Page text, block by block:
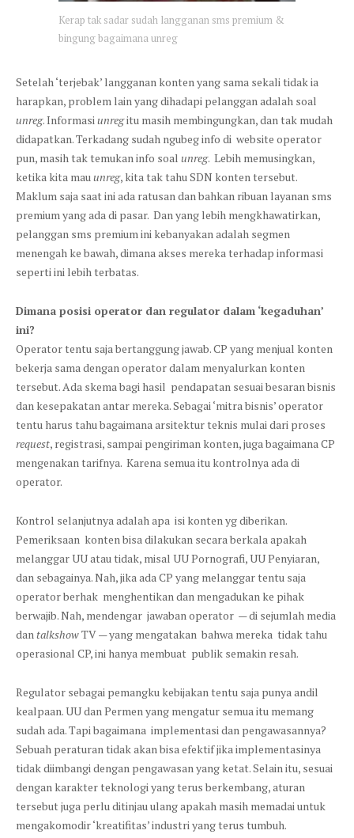
Kerap tak sadar sudah langganan sms premium &
bingung bagaimana unreg
Setelah ‘terjebak’ langganan konten yang sama sekali tidak ia
harapkan, problem lain yang dihadapi pelanggan adalah soal
unreg. Informasi unregitu masih membingungkan, dan tak mudah
didapatkan. Terkadang sudah ngubeg info di website operator
pun, masih tak temukan info soal unreg. Lebih memusingkan,
ketika kita mau unreg, kita tak tahu SDN konten tersebut.
Maklum saja saat ini ada ratusan dan bahkan ribuan layanan sms
premium yang ada di pasar. Dan yang lebih mengkhawatirkan,
pelanggan sms premium ini kebanyakan adalah segmen
menengah ke bawah, dimana akses mereka terhadap informasi
seperti ini lebih terbatas.
Dimana posisi operator dan regulator dalam ‘kegaduhan’
ini?
Operator tentu saja bertanggung jawab. CP yang menjual konten
bekerja sama dengan operator dalam menyalurkan konten
tersebut. Ada skema bagi hasil pendapatan sesuai besaran bisnis
dan kesepakatan antar mereka. Sebagai ‘mitra bisnis’ operator
tentu harus tahu bagaimana arsitektur teknis mulai dari proses
request, registrasi, sampai pengiriman konten, juga bagaimana CP
mengenakan tarifnya. Karena semua itu kontrolnya ada di
operator.
Kontrol selanjutnya adalah apa isi konten yg diberikan.
Pemeriksaan konten bisa dilakukan secara berkala apakah
melanggar UU atau tidak, misal UU Pornografi, UU Penyiaran,
dan sebagainya. Nah, jika ada CP yang melanggar tentu saja
operator berhak menghentikan dan mengadukan ke pihak
berwajib. Nah, mendengar jawaban operator — di sejumlah media
dan talkshowTV — yang mengatakan bahwa mereka tidak tahu
operasional CP, ini hanya membuat publik semakin resah.
Regulator sebagai pemangku kebijakan tentu saja punya andil
kealpaan. UU dan Permen yang mengatur semua itu memang
sudah ada. Tapi bagaimana implementasi dan pengawasannya?
Sebuah peraturan tidak akan bisa efektif jika implementasinya
tidak diimbangi dengan pengawasan yang ketat. Selain itu, sesuai
dengan karakter teknologi yang terus berkembang, aturan
tersebut juga perlu ditinjau ulang apakah masih memadai untuk
mengakomodir ‘kreatifitas’ industri yang terus tumbuh.